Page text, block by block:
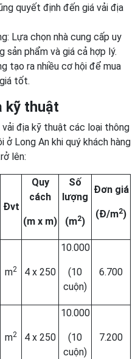
quyết định đến giá vải địa
Lựa chọn nhà cung cấp uy
phẩm và giá cả hợp lý.
tạo ra nhiều cơ hội để mua
tốt.
kỹ thuật
vải địa kỹ thuật các loại thông
ở Long An khi quý khách hàng
lên:
Đvt
Quy
cách
(m x m)
Số
lượng
(m2)
Đơn giá
(Đ/m2)
m2 4 x 250
10.000
(10
cuộn)
6.700
m2 4 x 250
10.000
(10
cuộn)
7.200